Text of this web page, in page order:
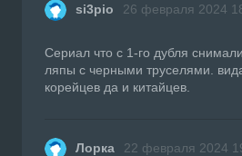
si3pio 26 февраля 2024
Сериал что с 1-го дубля
ляпы с черными труселями.
корейцев да и китайцев.
Лорка 22 февраля 2024